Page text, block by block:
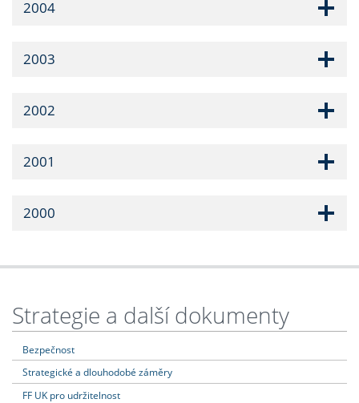
2004
2003
2002
2001
2000
Strategie a další dokumenty
Bezpečnost
Strategické a dlouhodobé záměry
FF UK pro udržitelnost